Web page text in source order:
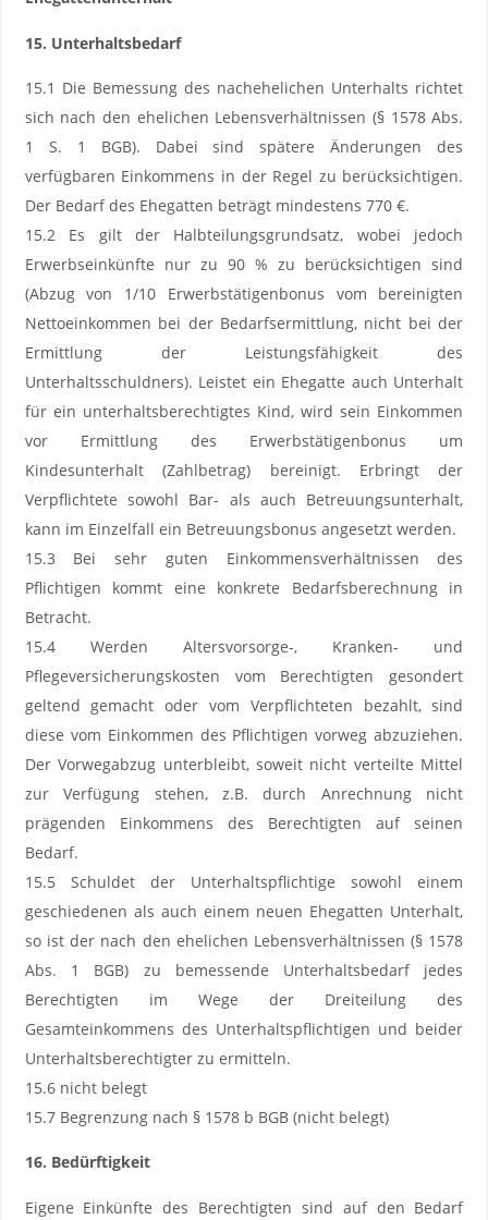
15. Unterhaltsbedarf
15.1 Die Bemessung des nachehelichen Unterhalts richtet
sich nach den ehelichen Lebensverhältnissen (§ 1578 Abs.
1 S. 1 BGB). Dabei sind spätere Änderungen des
verfügbaren Einkommens in der Regel zu berücksichtigen.
Der Bedarf des Ehegatten beträgt mindestens 770 €.
15.2 Es gilt der Halbteilungsgrundsatz, wobei jedoch
Erwerbseinkünfte nur zu 90 % zu berücksichtigen sind
(Abzug von 1/10 Erwerbstätigenbonus vom bereinigten
Nettoeinkommen bei der Bedarfsermittlung, nicht bei der
Ermittlung der Leistungsfähigkeit des
Unterhaltsschuldners). Leistet ein Ehegatte auch Unterhalt
für ein unterhaltsberechtigtes Kind, wird sein Einkommen
vor Ermittlung des Erwerbstätigenbonus um
Kindesunterhalt (Zahlbetrag) bereinigt. Erbringt der
Verpflichtete sowohl Bar- als auch Betreuungsunterhalt,
kann im Einzelfall ein Betreuungsbonus angesetzt werden.
15.3 Bei sehr guten Einkommensverhältnissen des
Pflichtigen kommt eine konkrete Bedarfsberechnung in
Betracht.
15.4 Werden Altersvorsorge-, Kranken- und
Pflegeversicherungskosten vom Berechtigten gesondert
geltend gemacht oder vom Verpflichteten bezahlt, sind
diese vom Einkommen des Pflichtigen vorweg abzuziehen.
Der Vorwegabzug unterbleibt, soweit nicht verteilte Mittel
zur Verfügung stehen, z.B. durch Anrechnung nicht
prägenden Einkommens des Berechtigten auf seinen
Bedarf.
15.5 Schuldet der Unterhaltspflichtige sowohl einem
geschiedenen als auch einem neuen Ehegatten Unterhalt,
so ist der nach den ehelichen Lebensverhältnissen (§ 1578
Abs. 1 BGB) zu bemessende Unterhaltsbedarf jedes
Berechtigten im Wege der Dreiteilung des
Gesamteinkommens des Unterhaltspflichtigen und beider
Unterhaltsberechtigter zu ermitteln.
15.6 nicht belegt
15.7 Begrenzung nach § 1578 b BGB (nicht belegt)
16. Bedürftigkeit
Eigene Einkünfte des Berechtigten sind auf den Bedarf